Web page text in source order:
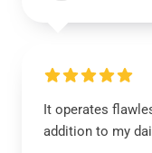
It operates
addition to my